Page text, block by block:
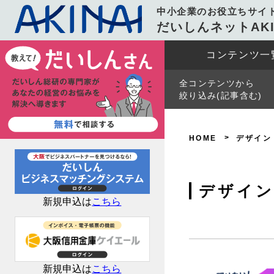
中小企業のお役立ちサイ
だいしんネット
新規申込はこちら
新規申込はこちら
コンテンツ一
全コンテンツから
絞り込み(記事含む)
HOME デザイン
デザイン